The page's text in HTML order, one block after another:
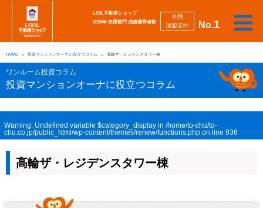
No.1
全国
加盟店中
LIXIL不動産ショップ
2026年 売買部門 成績優秀者数
売
り
た
い
買
い
た
い
相
談
し
た
い
勉
強
し
た
い
強
み
会
社
案
採
用
情
自動
査定
HOME 投資マンションオーナに役立つコラム 高輪ザ・レジデンスタワー棟
ワンルーム投資コラム
投資マンションオーナに役立つコラム
Warning: Undefined variable $category_display in /home/to-chu/to-
chu.co.jp/public_html/wp-content/themes/renew/functions.php on line 936
高輪ザ・レジデンスタワー棟